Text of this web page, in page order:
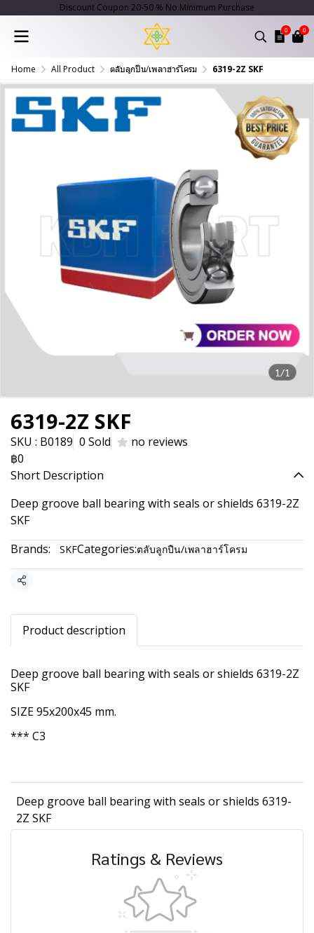
Discount Coupon 20-50 % No Minimum Purchase
0 0
Home All Product ตลับลูกปืน/เพลาฮาร์โครม 6319-2Z SKF
1/1
6319-2Z SKF
SKU : B0189 0 Sold
no reviews
฿0
Short Description
Deep groove ball bearing with seals or shields 6319-2Z
SKF
Brands:
SKFCategories:ตลับลูกปืน/เพลาฮาร์โครม
Share
Product description
Deep groove ball bearing with seals or shields 6319-2Z
SKF
SIZE 95x200x45 mm.
*** C3
Deep groove ball bearing with seals or shields 6319-
2Z SKF
Ratings & Reviews